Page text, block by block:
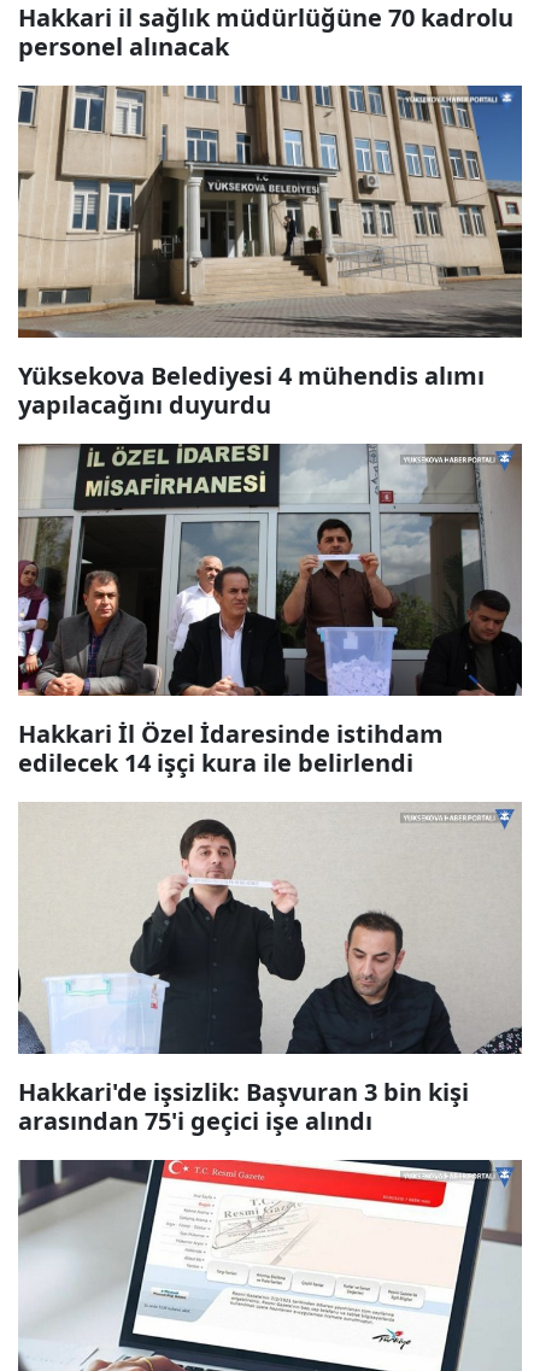
Hakkari il sağlık müdürlüğüne 70 kadrolu
personel alınacak
Yüksekova Belediyesi 4 mühendis alımı
yapılacağını duyurdu
Hakkari İl Özel İdaresinde istihdam
edilecek 14 işçi kura ile belirlendi
Hakkari'de işsizlik: Başvuran 3 bin kişi
arasından 75'i geçici işe alındı